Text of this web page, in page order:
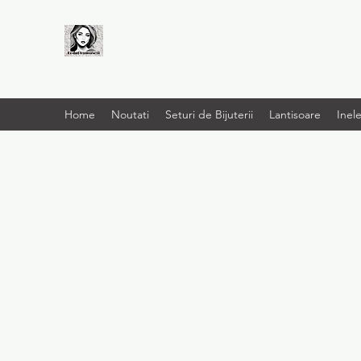
Home Noutati Seturi de Bijuterii Lantisoare Inele